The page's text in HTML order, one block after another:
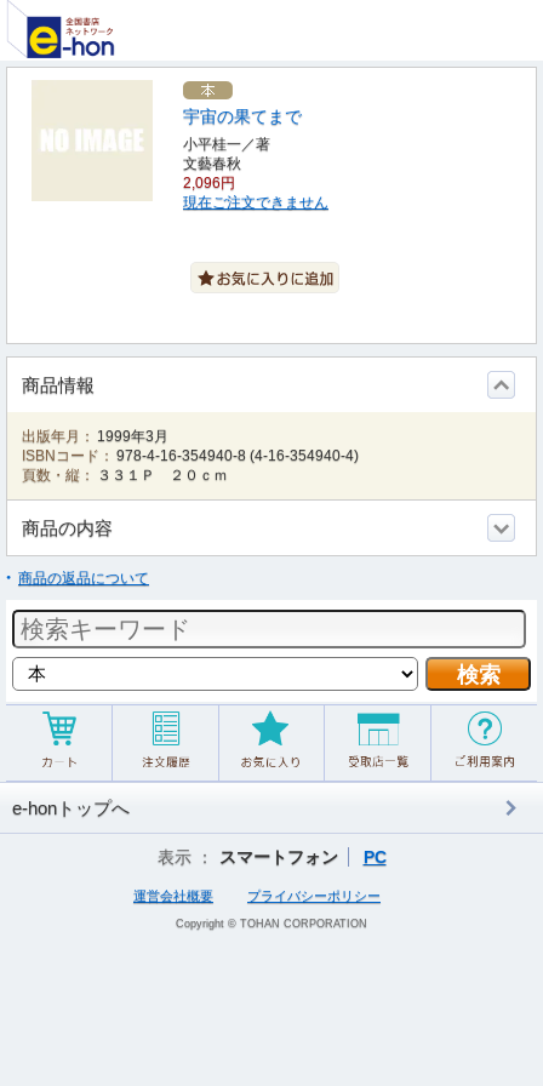
宇宙の果てまで
小平桂一／著
文藝春秋
2,096円
現在ご注文できません
商品情報
出版年月： 1999年3月
ISBNコード： 978-4-16-354940-8 (4-16-354940-4)
頁数・縦：
３３１Ｐ ２０ｃｍ
商品の内容
商品の返品について
e-honトップへ
表示 ： スマートフォン PC
運営会社概要 プライバシーポリシー
Copyright © TOHAN CORPORATION